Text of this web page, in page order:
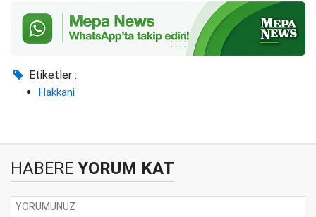
Etiketler :
Hakkani
HABERE YORUM KAT